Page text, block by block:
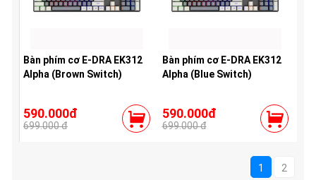
Bàn phím cơ E-DRA EK312
Alpha (Brown Switch)
590.000đ
699.000 đ
Bàn phím cơ E-DRA EK312
Alpha (Blue Switch)
590.000đ
699.000 đ
1 2